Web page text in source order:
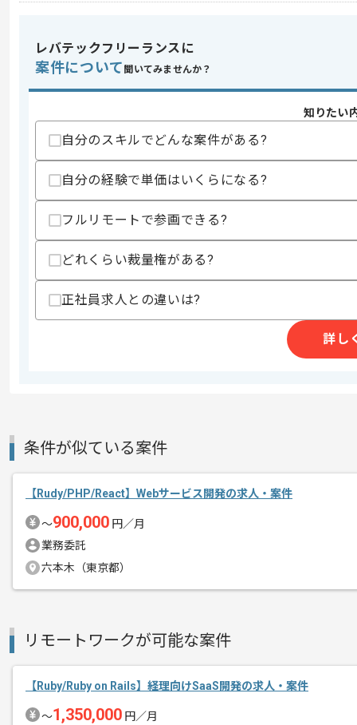
求めるスキル
・3Dデータを扱うシステムやツールの
・3Dデータの変換、最適化パイプライ
・Webアプリケーションのバックエン
・API設計およびデータベース設計の実
・クラウドインフラの構成、運用経験
歓迎スキル
・Three.js、WebGLなどの3Dライブラ
・Unityを用いた3Dアプリケーションの
・サーバーレスアーキテクチャやバッ
・不動産、建築、BIM/CIM、ゲーム、
・パフォーマンスチューニングの経験
精算・お支払い
精算基準時間
その他募集要項
エージェントからのコ
資金調達実績のある創立5年以内のスタ
不動産マーケットにおけるITソリュー
レバテックフリーランスに
案件について 聞いてみませんか？
知りたい
自分のスキルでどんな案件がある?
自分の経験で単価はいくらになる?
フルリモートで参画できる?
どれくらい裁量権がある?
正社員求人との違いは?
詳し
条件が似ている案件
【Rudy/PHP/React】Webサービス開発の求人・案件
〜900,000 円／月
業務委託
六本木（東京都）
リモートワークが可能な案件
【Ruby/Ruby on Rails】経理向けSaaS開発の求人・案件
〜1,350,000 円／月